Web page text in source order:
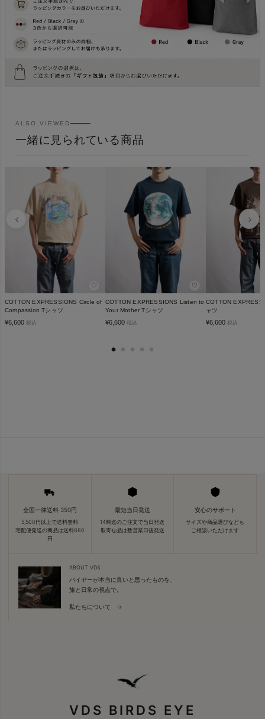
ALSO VIEWED
一緒に見られている商品
♡
COTTON EXPRESSIONS Circle of
Compassion Tシャツ
¥6,600 税込
♡
COTTON EXPRESSIONS Listen to
Your Mother Tシャツ
¥6,600 税込
COTTON
ャツ
¥6,600 税込
全国一律送料 350円
5,500円以上で送料無料
宅配便発送の商品は送料880
円
最短当日発送
14時迄のご注文で当日発送
取寄せ品は数営業日後発送
安心のサポート
サイズや商品選びなども
ご相談いただけます
ABOUT VDS
バイヤーが本当に良いと思ったものを、
旅と日常の視点で。
私たちについて →
VDS BIRDS EYE